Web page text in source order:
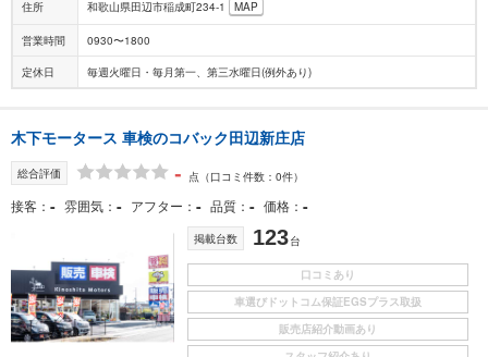
住所 和歌山県田辺市稲成町234-1 MAP
営業時間 0930〜1800
定休日 毎週火曜日・毎月第一、第三水曜日(例外あり)
木下モータース 車検のコバック田辺新庄店
総合評価 - 点 （口コミ件数：0件）
接客 - 雰囲気 - アフター - 品質 - 価格 -
掲載台数 123台
口コミあり
車選びドットコム保証EGSプラス取扱
販売店紹介動画あり